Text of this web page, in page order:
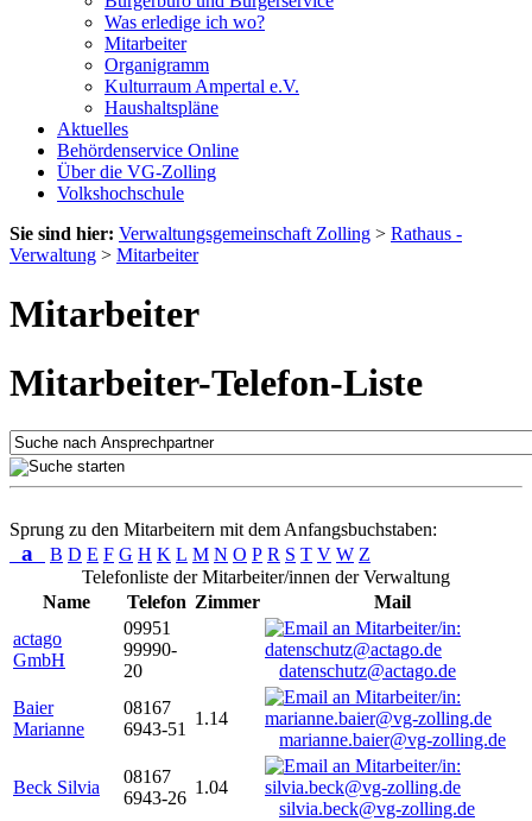
Was erledige ich wo?
Mitarbeiter
Organigramm
Kulturraum Ampertal e.V.
Haushaltspläne
Aktuelles
Behördenservice Online
Über die VG-Zolling
Volkshochschule
Sie sind hier: Verwaltungsgemeinschaft Zolling > Rathaus -
Verwaltung > Mitarbeiter
Mitarbeiter
Mitarbeiter-Telefon-Liste
Sprung zu den Mitarbeitern mit dem Anfangsbuchstaben:
a B D E F G H K L M N O P R S T V W Z
Telefonliste der Mitarbeiter/innen der Verwaltung
Name
Telefon Zimmer
Mail
actago
GmbH
09951
99990-
20
datenschutz@actago.de
Baier
Marianne
08167
6943-51
1.14
marianne.baier@vg-zolling.de
Beck Silvia
08167
6943-26
1.04
silvia.beck@vg-zolling.de